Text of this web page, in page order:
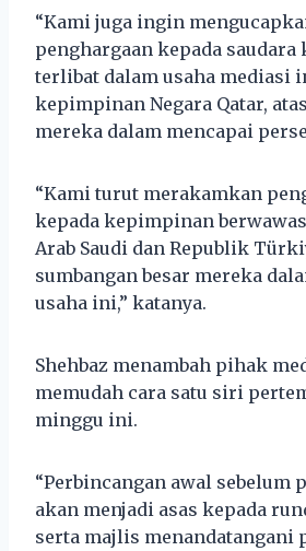
“Kami juga ingin
penghargaan kepada saudara
terlibat dalam usaha mediasi
kepimpinan Negara Qatar,
mereka dalam mencapai
“Kami turut merakamkan
kepada kepimpinan
Arab Saudi dan Republik
sumbangan besar mereka
usaha ini,” katanya.
Shehbaz menambah pihak
memudah cara satu siri
minggu ini.
“Perbincangan awal sebelum
akan menjadi asas kepada
serta majlis menandatangani